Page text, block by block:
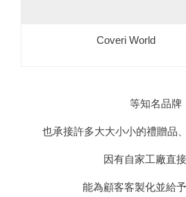
Coveri World
等知名品牌
也承接許多大大小小的禮贈品
因有自家工廠直
能為顧客客製化並給